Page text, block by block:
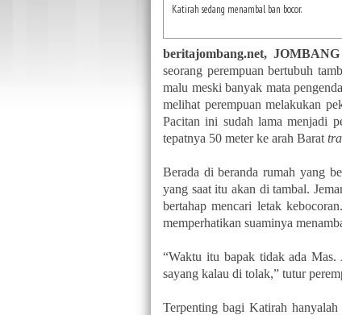
Katirah sedang menambal ban bocor.
beritajombang.net,
seorang perempuan bertubuh
malu meski banyak mata
melihat perempuan melakukan
Pacitan ini sudah lama menjadi
tepatnya 50 meter ke arah Barat
Berada di beranda rumah yang
yang saat itu akan di tambal.
bertahap mencari letak
memperhatikan suaminya
“Waktu itu bapak tidak ada Mas.
sayang kalau di tolak,” tutur
Terpenting bagi Katirah hanyalah